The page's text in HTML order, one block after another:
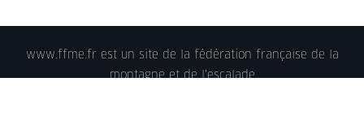
www.ffme.fr est un site de la fédération française de la
montagne et de l'escalade